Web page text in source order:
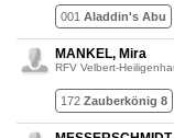
001 Aladdin's Abu
MANKEL, Mira
RFV Velbert-
172 Zauberkönig 8